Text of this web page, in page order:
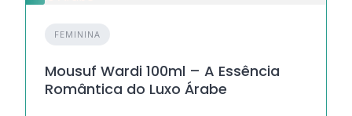
FEMININA
Mousuf Wardi 100ml – A Essência
Romântica do Luxo Árabe